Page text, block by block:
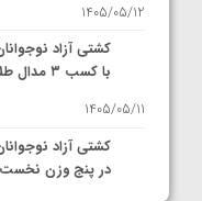
1405/05/12
کشتی آزاد
با کسب ۳ مدال طلا، ۱ نقره و ۲ مدال برنز
1405/05/11
کشتی آزاد
در پنج وزن